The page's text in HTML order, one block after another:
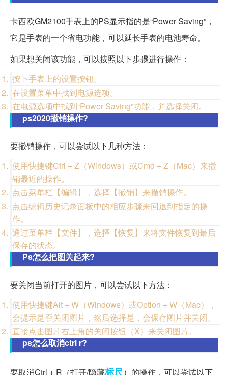
卡西欧GM2100手表上的PS显示指的是“Power Saving”，
它是手表的一个省电功能，可以延长手表的电池寿命。
如果想关闭该功能，可以按照以下步骤进行操作：
按下手表上的设置按钮。
在设置菜单中找到电源选项。
在电源选项中找到“Power Saving”功能，并选择关闭。
ps2020撤销操作?
要撤销操作，可以尝试以下几种方法：
使用快捷键Ctrl + Z（Windows）或Cmd + Z（Mac）来撤
销最近的操作。
点击菜单栏【编辑】，选择【撤销】来撤销操作。
点击编辑历史记录面板中的相应步骤来回退到指定的操
作。
通过菜单栏【文件】，选择【恢复】来将文件恢复到最后
保存的状态。
Ps怎么把图关起来?
要关闭当前打开的图片，可以尝试以下方法：
使用快捷键Alt + W（Windows）或Option + W（Mac），
会提示是否关闭图片，然后选择是，会保存图片并关闭。
直接点击图片右上角的关闭按钮（X）来关闭图片。
ps怎么取消ctrl r?
要取消Ctrl + R（打开/隐藏标尺）的操作，可以尝试以下